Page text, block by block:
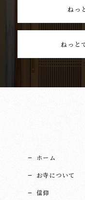
ねっ
ねっと
ホーム
お寺について
信仰